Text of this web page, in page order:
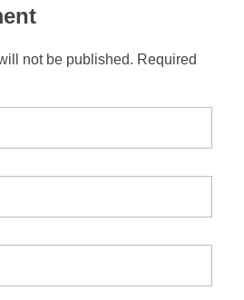
not be published. Required